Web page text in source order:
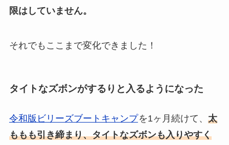
限はしていません。
それでもここまで変化できました！
タイトなズボンがするりと入るようになった
令和版ビリーズブートキャンプを1ヶ月続けて、 太
ももも引き締まり、タイトなズボンも入りやすく